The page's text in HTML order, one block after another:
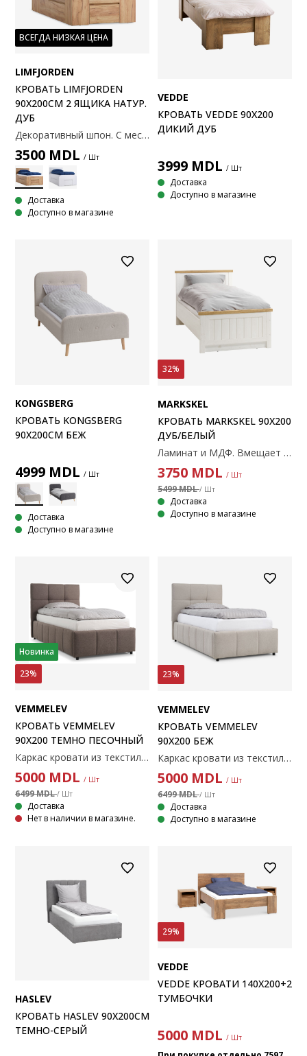
ВСЕГДА НИЗКАЯ ЦЕНА
LIMFJORDEN
КРОВАТЬ LIMFJORDEN
90X200СМ 2 ЯЩИКА НАТУР.
ДУБ
Декоративный шпон. С местом для хранения вещей. Подходит для пружинных и поролоновых матрасов размером 90х200 см. Не включено. основание и матрас. 95x205x91 см
3500 MDL / Шт
Доставка
Доступно в магазине
VEDDE
КРОВАТЬ VEDDE 90X200
ДИКИЙ ДУБ
3999 MDL / Шт
Доставка
Доступно в магазине
KONGSBERG
КРОВАТЬ KONGSBERG
90X200СМ БЕЖ
4999 MDL / Шт
Доставка
Доступно в магазине
32%
MARKSKEL
КРОВАТЬ MARKSKEL 90X200
ДУБ/БЕЛЫЙ
Ламинат и МДФ. Вмещает пружинные и беспружинные матрасы размером 90х200 см. Без ламельного основания и матраса. 100x210x91 см
3750 MDL / Шт
5499 MDL/ Шт
Доставка
Доступно в магазине
Новинка
23%
VEMMELEV
КРОВАТЬ VEMMELEV
90X200 ТЕМНО ПЕСОЧНЫЙ
Каркас кровати из текстильного материала. С местом для хранения и подъемным основанием на гидравлике. Подходит для любого матраса 90x200 см. В комплекте основание. Матрас не входит в комплект. 100x217x115 см
5000 MDL / Шт
6499 MDL/ Шт
Доставка
Нет в наличии в магазине.
23%
VEMMELEV
КРОВАТЬ VEMMELEV
90X200 БЕЖ
Каркас кровати из текстильного материала. С местом для хранения и подъемным основанием на гидравлике. Подходит для любого матраса 90x200 см. В комплекте основание. Матрас не входит в комплект. 100x217x115 см
5000 MDL / Шт
6499 MDL/ Шт
Доставка
Доступно в магазине
HASLEV
КРОВАТЬ HASLEV 90X200СМ
ТЕМНО-СЕРЫЙ
29%
VEDDE
VEDDE КРОВАТИ 140X200+2
ТУМБОЧКИ
5000 MDL / Шт